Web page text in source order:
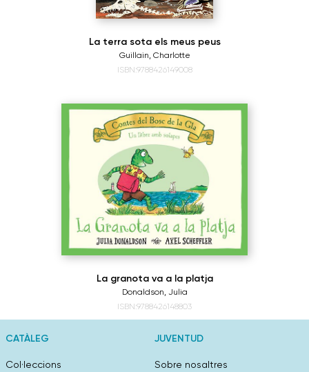
La terra sota els meus peus
Guillain, Charlotte
ISBN:9788426149008
La granota va a la platja
Donaldson, Julia
ISBN:9788426148803
CATÀLEG
Col·leccions
JUVENTUD
Sobre nosaltres